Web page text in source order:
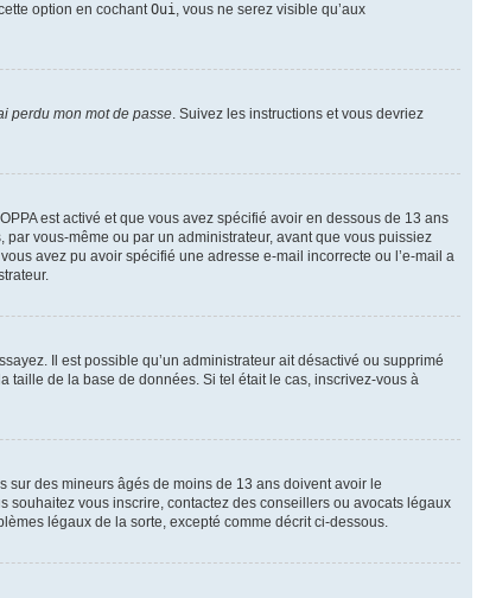
option en cochantOui, vous ne serez visible qu’aux
perdu mon mot de passe. Suivez les instructions et vous devriez
est activé et que vous avez spécifié avoir en dessous de 13 ans
vous-même ou par un administrateur, avant que vous puissiez
avez pu avoir spécifié une adresse e-mail incorrecte ou l’e-mail a
Il est possible qu’un administrateur ait désactivé ou supprimé
taille de la base de données. Si tel était le cas, inscrivez-vous à
sur des mineurs âgés de moins de 13 ans doivent avoir le
souhaitez vous inscrire, contactez des conseillers ou avocats légaux
légaux de la sorte, excepté comme décrit ci-dessous.